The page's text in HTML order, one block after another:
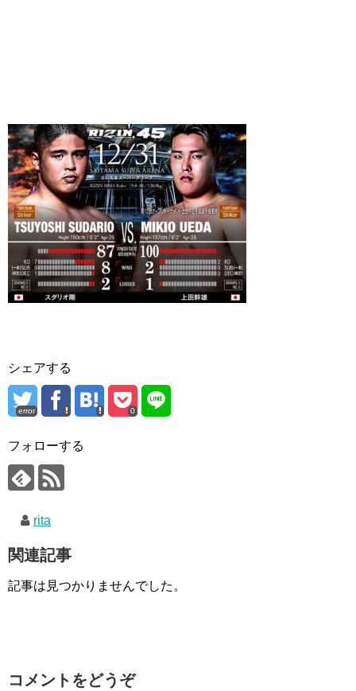
シェアする
error 0
フォローする
rita
関連記事
記事は見つかりませんでした。
コメントをどうぞ